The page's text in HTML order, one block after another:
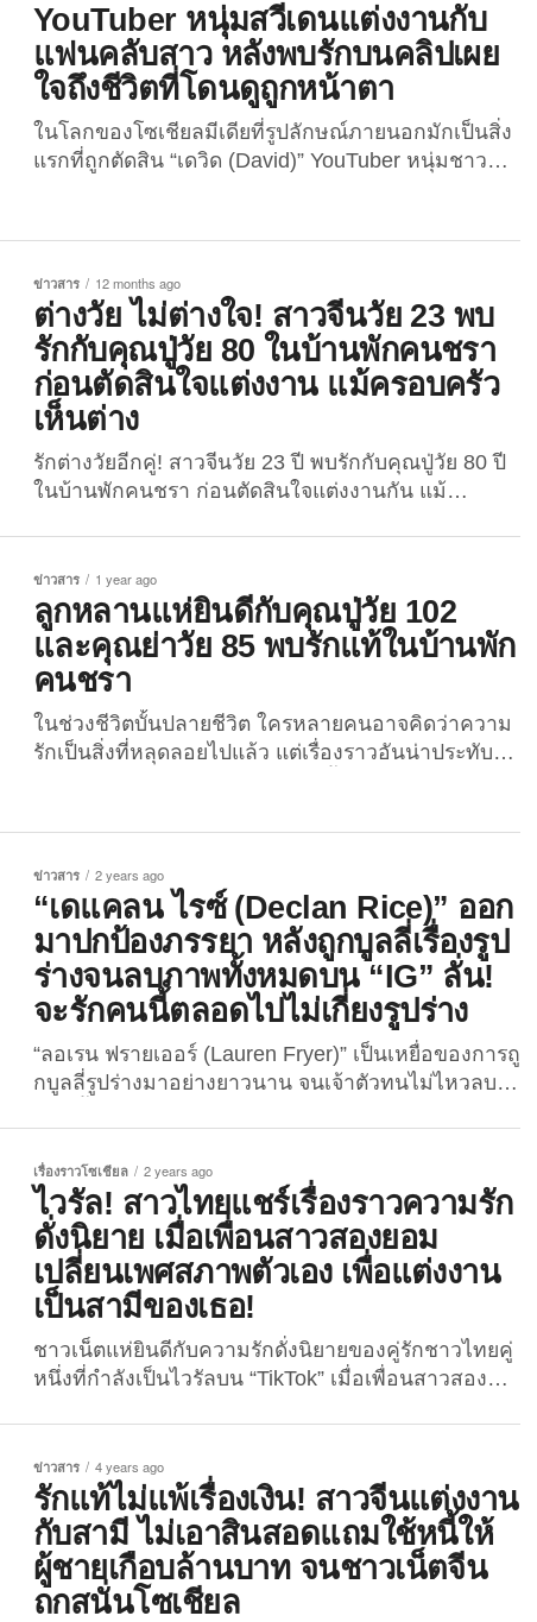
เช่นกรณีของ “นูรูล ชาซวานี (Nurul Syazwani)” หญิง
ชาวมาเลเซีย ผู้กลายเป็นที่รู้จักในโลกออนไลน์จากการ
อุทิศชีวิตดูแลสามีที่กลายเป็นผู้ป่วยติดเตียงมานานกว่า
6 ปี ก่อนที่เธอจะได้รับ “ของขวัญ” ตอบแทนเป็นคำว่า
“หย่า” หลังจากที่เขาหายดีและกลับมาเดินได้อีกครั้ง ซึ่ง
กลับมาเป็นที่พูดถึงอีกครั้งบนโลกโซเชียลมีเดียในปีนี้
YouTuber หนุ่มสวีเดนแต่งงานกับ
แฟนคลับสาว หลังพบรักบนคลิปเผย
ใจถึงชีวิตที่โดนดูถูกหน้าตา
ในโลกของโซเชียลมีเดียที่รูปลักษณ์ภายนอกมักเป็นสิ่ง
แรกที่ถูกตัดสิน “เดวิด (David)” YouTuber หนุ่มชาว
การรู้สึกว่า “ไม่หล่อ” และ “เป็นคนแปลกแยกในสังคม”
โดยไม่คาดคิดเลยว่าการเปิดเผยความเปราะบางของ
เขาในวันนั้น จะพาเขาไปพบกับความรักที่แท้จริง!
ย้อนกลับไปในปี 2018 “เดวิด” ได้โพสต์คลิปวิดีโอที่
กลายเป็นไวรัล ชื่อว่า “Being Ugly: My Experience”...
ข่าวสาร 12 months ago
ต่างวัย ไม่ต่างใจ! สาวจีนวัย 23 พบ
รักกับคุณปู่วัย 80 ในบ้านพักคนชรา
ก่อนตัดสินใจแต่งงาน แม้ครอบครัว
เห็นต่าง
รักต่างวัยอีกคู่! สาวจีนวัย 23 ปี พบรักกับคุณปู่วัย 80 ปี
ในบ้านพักคนชรา ก่อนตัดสินใจแต่งงานกัน แม้
อเป่ย์ของประเทศจีนคู่หนึ่งได้กลายเป็นกระแสไวรัลบน
โซเชียลมีเดียแดนมังกร เพราะเขาและเธอทั้งคู่มีอายุ
ห่างกันถึง 57 ปี! โดยฝ่ายหญิงเป็นสาวชาวจีนอายุ 23 ปี
ชื่อว่า “เสี่ยวฟาง (Xiao Fang)” ส่วนฝ่ายชายเป็นชายสูง
วัยอายุ 80...
ข่าวสาร 1 year ago
ลูกหลานแห่ยินดีกับคุณปู่วัย 102
และคุณย่าวัย 85 พบรักแท้ในบ้านพัก
คนชรา
ในช่วงชีวิตบั้นปลายชีวิต ใครหลายคนอาจคิดว่าความ
รักเป็นสิ่งที่หลุดลอยไปแล้ว แต่เรื่องราวอันน่าประทับใจ
นานสักหน่อย แต่มาแน่นอน! อย่างที่เกิดขึ้นกับ “คุณปู่
เจียง” วัย 102 ปี และ “คุณย่าจาง” วัย 85 ปี จากบ้านพัก
คนชราในเมืองอู่ฮั่นของประเทศจีน ที่ได้พิสูจน์ให้ทุกคน
เห็นแล้วว่า “ความรักไม่มีวันหมดอายุ” ...
ข่าวสาร 2 years ago
“เดแคลน ไรซ์ (Declan Rice)” ออก
มาปกป้องภรรยา หลังถูกบูลลี่เรื่องรูป
ร่างจนลบภาพทั้งหมดบน “IG” ลั่น!
จะรักคนนี้ตลอดไปไม่เกี่ยงรูปร่าง
“ลอเรน ฟรายเออร์ (Lauren Fryer)” เป็นเหยื่อของการถู
กบูลลี่รูปร่างมาอย่างยาวนาน จนเจ้าตัวทนไม่ไหวลบ
อังกฤษ ได้ออกมาปกป้องภรรยาและจะรักเธอตลอดไป
ไม่เกี่ยงรูปร่าง สำนักข่าว “The Sun” ของอังกฤษ ได้
ออกมารายงานเมื่อวันที่ 24 เมษายนที่ผ่านมา...
เรื่องราวโซเชียล 2 years ago
ไวรัล! สาวไทยแชร์เรื่องราวความรัก
ดั่งนิยาย เมื่อเพื่อนสาวสองยอม
เปลี่ยนเพศสภาพตัวเอง เพื่อแต่งงาน
เป็นสามีของเธอ!
ชาวเน็ตแห่ยินดีกับความรักดั่งนิยายของคู่รักชาวไทยคู่
หนึ่งที่กำลังเป็นไวรัลบน “TikTok” เมื่อเพื่อนสาวสอง
สนั่นจนเป็นไวรัลบนโลก “TikTok” ในขณะนี้เลยทีเดียว
หลังมีผู้ใช้บัญชี “TikTok” ชื่อว่า “poon_266k” ได้ออก
มาแชร์คลิปวิดีโอภาพของเขาและภรรยาตั้งแต่สมัยยัง
เป็นนักเรียนยันรูปคู่ตอนเข้าพิธีแต่งงาน เมื่อวันที่ 29
มกราคมที่ผ่านมา พร้อมกับเขียนแคปชั่นว่า “จากเพื่อน
สาวในวันนั้น กลับกลายมาเป็นคู่ชีวิตในวันนี้” ทำเอา
ข่าวสาร 4 years ago
รักแท้ไม่แพ้เรื่องเงิน! สาวจีนแต่งงาน
กับสามี ไม่เอาสินสอดแถมใช้หนี้ให้
ผู้ชายเกือบล้านบาท จนชาวเน็ตจีน
ถกสนั่นโซเชียล